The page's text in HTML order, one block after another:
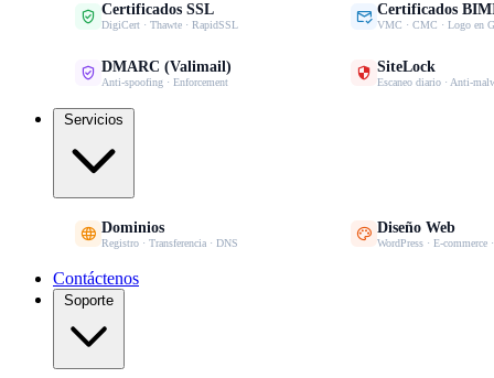
 Certificados SSL
DigiCert · Thawte · RapidSSL  Certificados
VMC · CMC · Logo en
 DMARC (Valimail)
Anti-spoofing · Enforcement  SiteLock
Escaneo diario · Anti-
Servicios
 Dominios
Registro · Transferencia · DNS  Diseño Web
WordPress · E-commerce
Contáctenos
Soporte